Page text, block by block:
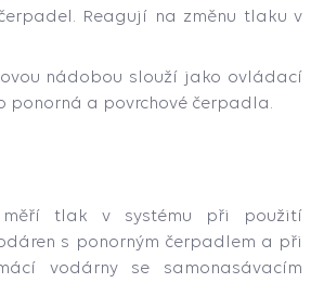
Reagují na změnu tlaku v
nádobou slouží jako ovládací
ponorná a povrchové čerpadla.
tlak v systému při použití
s ponorným čerpadlem a při
vodárny se samonasávacím